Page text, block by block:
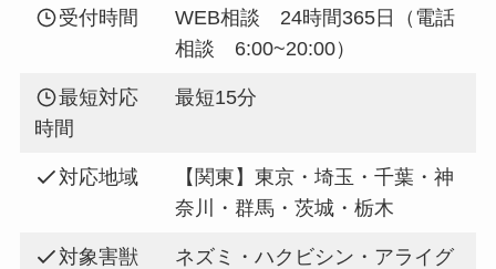
受付時間
WEB相談 24時間365日（電話
相談 6:00~20:00）
最短対応
時間
最短15分
対応地域
【関東】東京・埼玉・千葉・神
奈川・群馬・茨城・栃木
対象害獣
ネズミ・ハクビシン・アライグ